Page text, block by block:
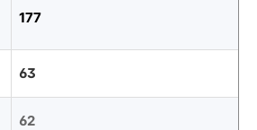
177
63
62